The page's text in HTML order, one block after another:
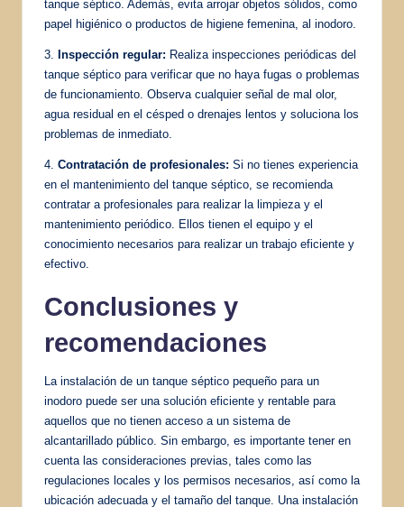
tanque séptico. Además, evita arrojar objetos sólidos, como
papel higiénico o productos de higiene femenina, al inodoro.
3. Inspección regular: Realiza inspecciones periódicas del
tanque séptico para verificar que no haya fugas o problemas
de funcionamiento. Observa cualquier señal de mal olor,
agua residual en el césped o drenajes lentos y soluciona los
problemas de inmediato.
4. Contratación de profesionales: Si no tienes experiencia
en el mantenimiento del tanque séptico, se recomienda
contratar a profesionales para realizar la limpieza y el
mantenimiento periódico. Ellos tienen el equipo y el
conocimiento necesarios para realizar un trabajo eficiente y
efectivo.
Conclusiones y
recomendaciones
La instalación de un tanque séptico pequeño para un
inodoro puede ser una solución eficiente y rentable para
aquellos que no tienen acceso a un sistema de
alcantarillado público. Sin embargo, es importante tener en
cuenta las consideraciones previas, tales como las
regulaciones locales y los permisos necesarios, así como la
ubicación adecuada y el tamaño del tanque. Una instalación